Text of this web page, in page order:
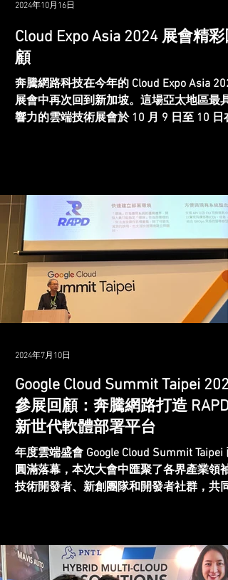
Cloud Expo Asia 2024 展會精彩
顧
奔騰網路科技在今年的 Cloud Expo Asia
展會中再次回到新加坡。這場亞太地區最具
響力的雲端技術展會於 10 月 9 日至 10 日在
2024年10月16日
Google Cloud Summit Taipei 2024
參展回顧：奔騰網路打造 RAPD
新世代軟體部署平台
年度雲端盛會 Google Cloud Summit Taipei
圓滿落幕，本次大會中匯聚了各界產業領袖
技術開發者、新創團隊和開發者社群，共同
2024年7月10日